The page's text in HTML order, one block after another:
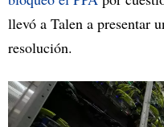
llevó a Talen a presentar
resolución.